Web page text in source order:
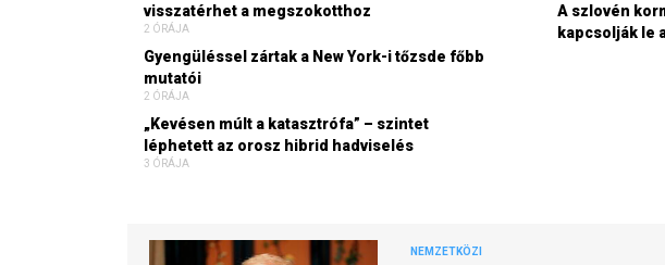
visszatérhet a megszokotthoz
2 ÓRÁJA
Gyengüléssel zártak a New York-i tőzsde főbb
mutatói
2 ÓRÁJA
„Kevésen múlt a katasztrófa” – szintet
léphetett az orosz hibrid hadviselés
3 ÓRÁJA
A szlovén
kapcsolják le
NEMZETKÖZI